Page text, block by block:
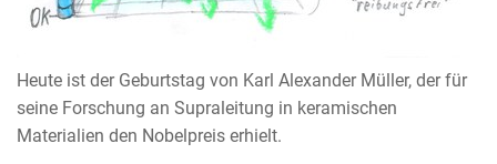
Heute ist der Geburtstag von Karl Alexander Müller, der für
seine Forschung an Supraleitung in keramischen
Materialien den Nobelpreis erhielt.